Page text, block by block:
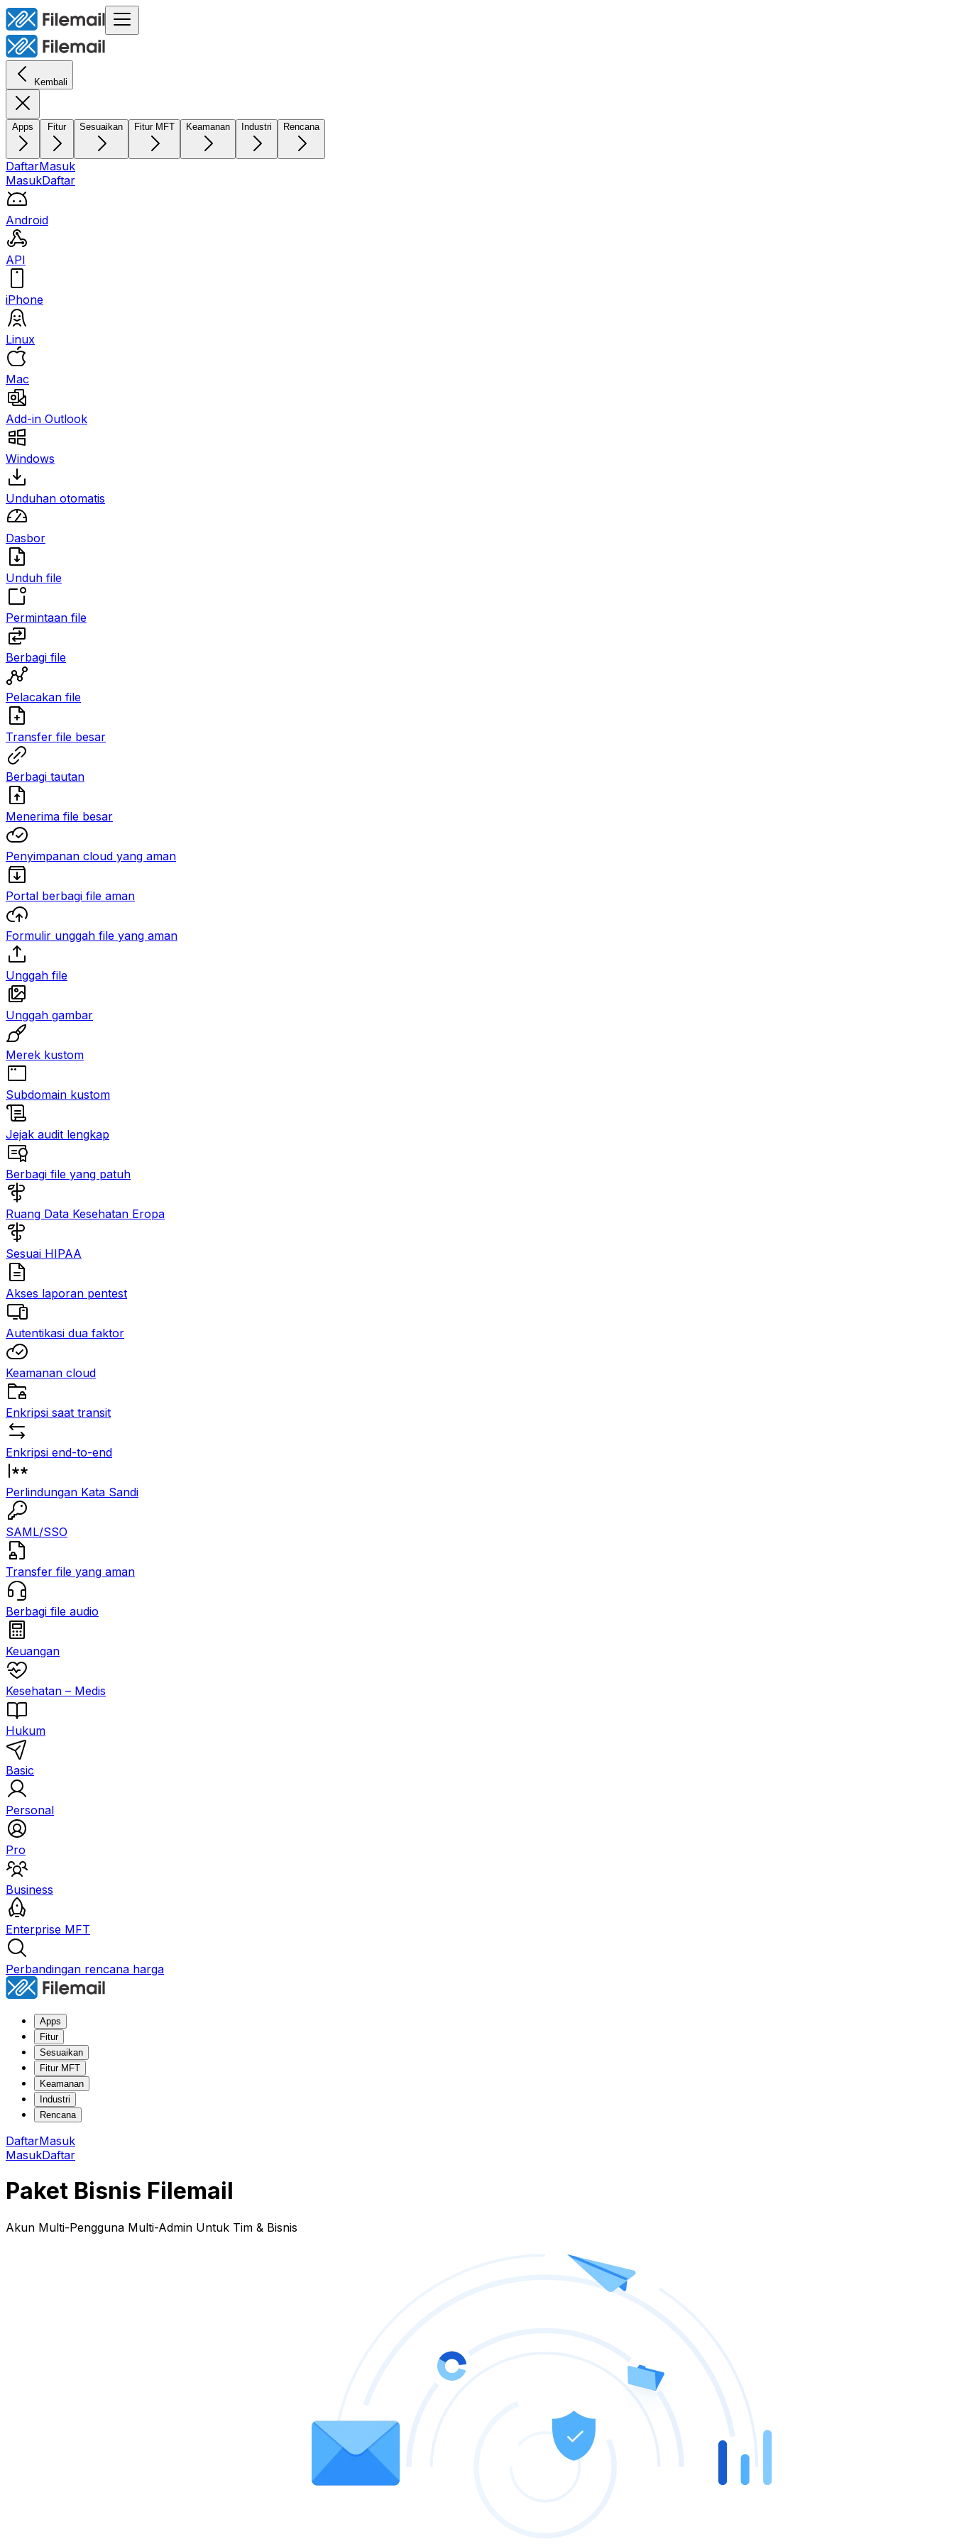
Kembali
Apps Fitur Sesuaikan Fitur MFT Keamanan Industri Rencana
DaftarMasuk
MasukDaftar
Android
API
iPhone
Linux
Mac
Add-in Outlook
Windows
Unduhan otomatis
Dasbor
Unduh file
Permintaan file
Berbagi file
Pelacakan file
Transfer file besar
Berbagi tautan
Menerima file besar
Penyimpanan cloud yang aman
Portal berbagi file aman
Formulir unggah file yang aman
Unggah file
Unggah gambar
Merek kustom
Subdomain kustom
Jejak audit lengkap
Berbagi file yang patuh
Ruang Data Kesehatan Eropa
Sesuai HIPAA
Akses laporan pentest
Autentikasi dua faktor
Keamanan cloud
Enkripsi saat transit
Enkripsi end-to-end
Perlindungan Kata Sandi
SAML/SSO
Transfer file yang aman
Berbagi file audio
Keuangan
Kesehatan – Medis
Hukum
Basic
Personal
Pro
Business
Enterprise MFT
Perbandingan rencana harga
Apps
Fitur
Sesuaikan
Fitur MFT
Keamanan
Industri
Rencana
DaftarMasuk
MasukDaftar
Paket Bisnis Filemail
Akun Multi-Pengguna Multi-Admin Untuk Tim & Bisnis